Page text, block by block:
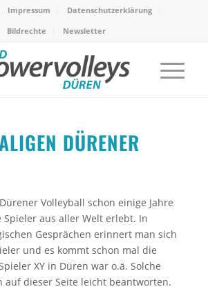
Impressum
Datenschutzerklärung
Bildrechte
Newsletter
DÜRENER
Volleyball schon einige Jahre
Spieler aus aller Welt erlebt. In
Gesprächen erinnert man sich
und es kommt schon mal die
XY in Düren war o.ä. Solche
auf dieser Seite leicht beantworten.